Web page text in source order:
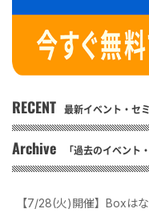
RECENT 最新イベント・セ
Archive 「過去のイベント
【7/28(火)開催】Boxは